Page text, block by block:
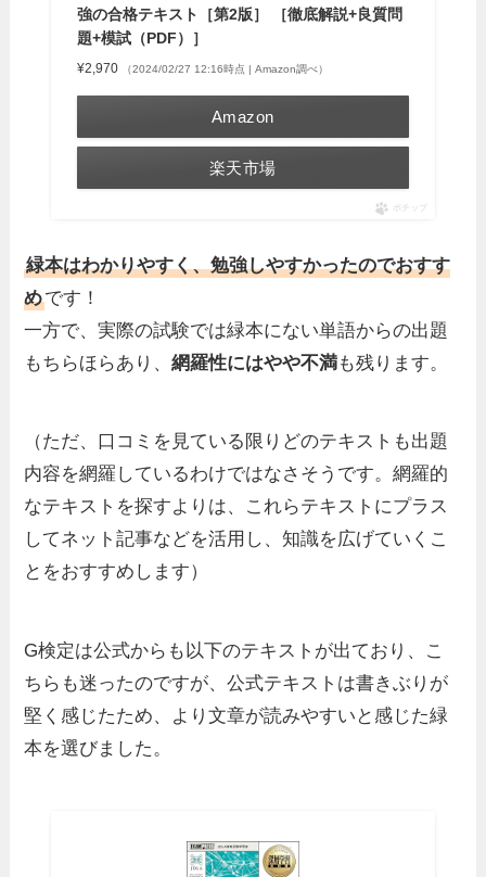
強の合格テキスト［第2版］ ［徹底解説+良質問
題+模試（PDF）］
¥2,970 （2024/02/27 12:16時点 | Amazon調べ）
Amazon
楽天市場
ポチップ
緑本はわかりやすく、勉強しやすかったのでおすす
めです！
一方で、実際の試験では緑本にない単語からの出題
もちらほらあり、網羅性にはやや不満も残ります。
（ただ、口コミを見ている限りどのテキストも出題
内容を網羅しているわけではなさそうです。網羅的
なテキストを探すよりは、これらテキストにプラス
してネット記事などを活用し、知識を広げていくこ
とをおすすめします）
G検定は公式からも以下のテキストが出ており、こ
ちらも迷ったのですが、公式テキストは書きぶりが
堅く感じたため、より文章が読みやすいと感じた緑
本を選びました。